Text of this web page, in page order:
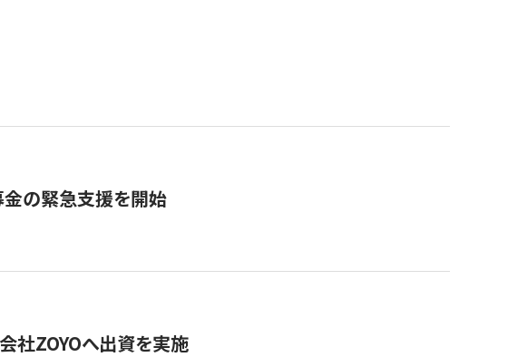
金の緊急支援を開始
社ZOYOへ出資を実施